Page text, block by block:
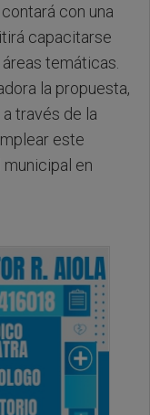
con una
capacitarse
temáticas.
la propuesta,
través de la
este
en